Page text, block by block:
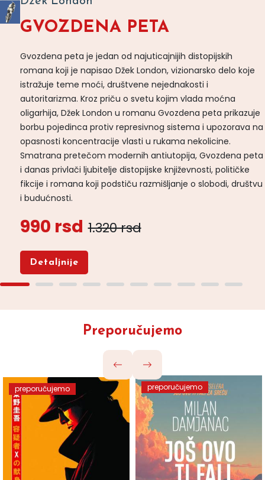
GVOZDENA PETA
Gvozdena peta je jedan od najuticajnijih distopijskih
romana koji je napisao Džek London, vizionarsko delo koje
istražuje teme moći, društvene nejednakosti i
autoritarizma. Kroz priču o svetu kojim vlada moćna
oligarhija, Džek London u romanu Gvozdena peta prikazuje
borbu pojedinca protiv represivnog sistema i upozorava na
opasnosti koncentracije vlasti u rukama nekolicine.
Smatrana pretečom modernih antiutopija, Gvozdena peta
i danas privlači ljubitelje distopijske književnosti, političke
fikcije i romana koji podstiču razmišljanje o slobodi, društvu
i budućnosti.
990 rsd 1.320 rsd
Detaljnije
Preporučujemo
preporučujemo preporučujemo